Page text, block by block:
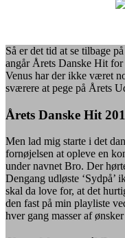
Så er det tid at se tilbage
angår Årets Danske Hit
Venus har der ikke været
sværere at pege på Årets
Årets Danske Hit
Men lad mig starte i det
fornøjelsen at opleve en
under navnet Bro. Der
Dengang udløste ‘Sydpå’
skal da love for, at det
den fast på min playliste
hver gang masser af